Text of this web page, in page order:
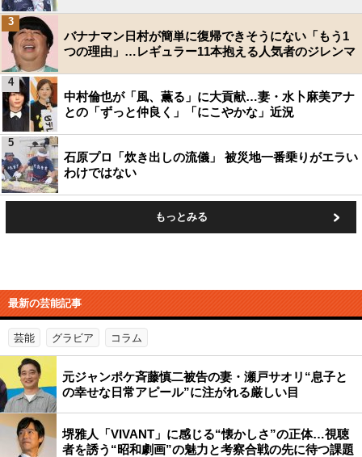
バナナマン日村が簡単に復帰できそうにない「もう1
つの理由」…レギュラー11本抱える人気者のジレンマ
3
中村倫也が「風、薫る」に大貢献…妻・水卜麻美アナ
との「ずっと仲良く」「にこやかな」近況
4
石原プロ「炊き出しの流儀」 被災地一番乗りがエラい
わけではない
5
もっとみる
最新の芸能記事
芸能 グラビア コラム
元ジャンポケ斉藤慎二被告の妻・瀬戸サオリ“息子と
の幸せな日常アピール”に注がれる厳しい目
堺雅人「VIVANT」に感じる“懐かしさ”の正体…視聴
者を誘う“昭和劇画”の魅力と考察合戦の先に待つ課題